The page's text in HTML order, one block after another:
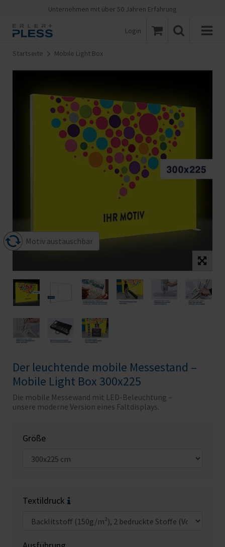
Unternehmen mit über 50 Jahren Erfahrung
Login
Startseite Mobile Light Box
Motiv austauschbar
Der leuchtende mobile Messestand –
Mobile Light Box 300x225
Die mobile Messewand mit LED-Beleuchtung –
unsere moderne Version eines Faltdisplays.
Größe
Textildruck